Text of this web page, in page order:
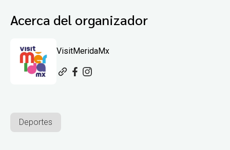
Acerca del organizador
VisitMeridaMx
Deportes